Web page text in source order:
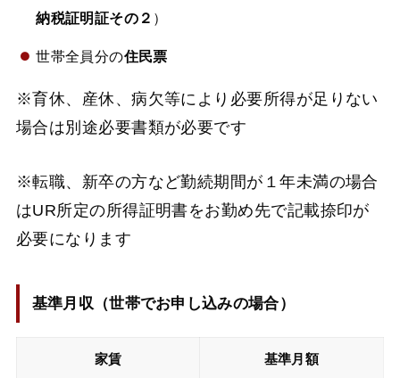
納税証明証その２ ）
世帯全員分の住民票
※育休、産休、病欠等により必要所得が足りない
場合は別途必要書類が必要です
※転職、新卒の方など勤続期間が１年未満の場合
はUR所定の所得証明書をお勤め先で記載捺印が
必要になります
基準月収（世帯でお申し込みの場合）
家賃 基準月額